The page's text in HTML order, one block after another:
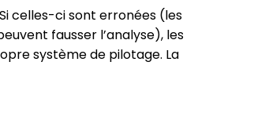
celles-ci sont erronées (les
fausser l’analyse), les
système de pilotage. La